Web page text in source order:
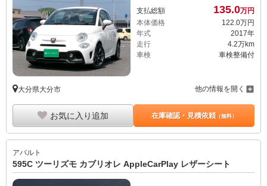
支払総額 135.0万円
本体価格
122.0万円
年式
2017年
走行
4.2万km
車検
車検整備付
大分県大分市 他の情報を開く
お気に入り追加 在庫確認・見積依頼（無料）
アバルト
595C ツーリズモ カブリオレ AppleCarPlay レザーシート